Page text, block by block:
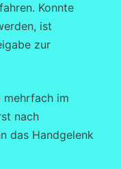
Konnte
ist
zur
mehrfach im
nach
das Handgelenk